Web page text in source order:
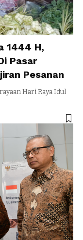
1444 H,
Pasar
Pesanan
Hari Raya Idul